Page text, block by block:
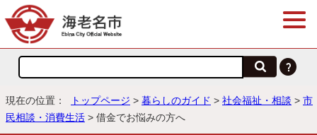
現在の位置： トップページ > 暮らしのガイド > 社会福祉・相談 > 市
民相談・消費生活 > 借金でお悩みの方へ